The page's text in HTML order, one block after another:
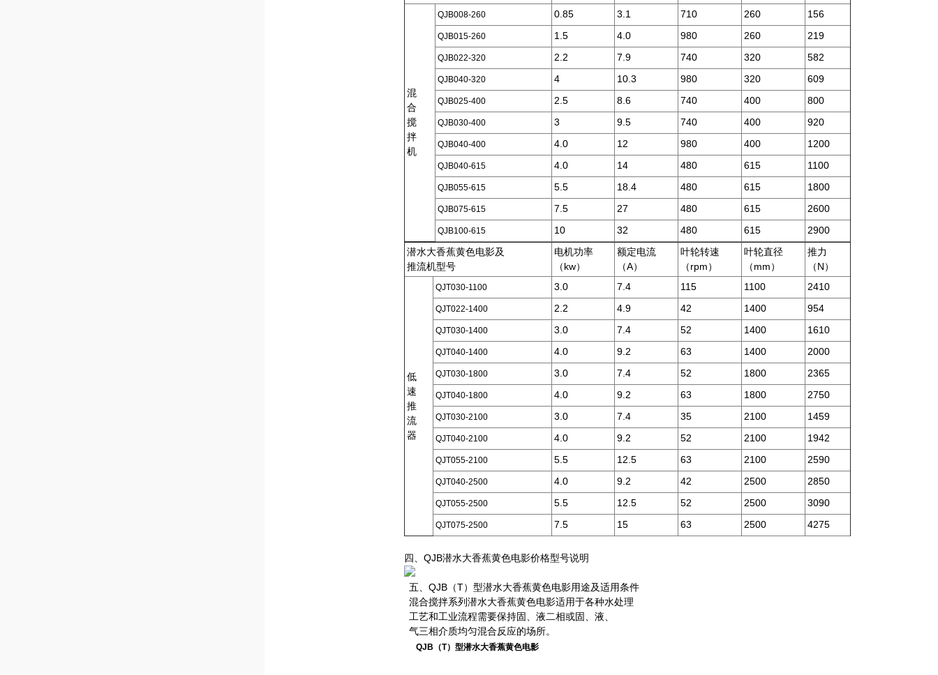
混
合
搅
拌
机
QJB008-260 0.85 3.1 710 260 156
QJB015-260 1.5 4.0 980 260 219
QJB022-320 2.2 7.9 740 320 582
QJB040-320 4 10.3 980 320 609
QJB025-400 2.5 8.6 740 400 800
QJB030-400 3 9.5 740 400 920
QJB040-400 4.0 12 980 400 1200
QJB040-615 4.0 14 480 615 1100
QJB055-615 5.5 18.4 480 615 1800
QJB075-615 7.5 27 480 615 2600
QJB100-615 10 32 480 615
2900
潜水大香蕉黄色电影及
推流机型号
电机功率
（kw）
额定电流
（A）
叶轮转速
（rpm）
叶轮直径
（mm）
推力
（N）
低
速
推
流
器
QJT030-1100 3.0 7.4 115 1100 2410
QJT022-1400 2.2 4.9 42 1400 954
QJT030-1400 3.0 7.4 52 1400 1610
QJT040-1400 4.0 9.2 63 1400 2000
QJT030-1800 3.0 7.4 52 1800 2365
QJT040-1800 4.0 9.2 63 1800 2750
QJT030-2100 3.0 7.4 35 2100 1459
QJT040-2100 4.0 9.2 52 2100 1942
QJT055-2100 5.5 12.5 63 2100 2590
QJT040-2500 4.0 9.2 42 2500 2850
QJT055-2500 5.5 12.5 52 2500 3090
QJT075-2500 7.5 15 63 2500 4275
四、QJB潜水大香蕉黄色电影价格型号说明
五、QJB（T）型潜水大香蕉黄色电影用途及适用条件
混合搅拌系列潜水大香蕉黄色电影适用于各种水处理
工艺和工业流程需要保持固、液二相或固、液、
气三相介质均匀混合反应的场所。
QJB（T）型潜水大香蕉黄色电影